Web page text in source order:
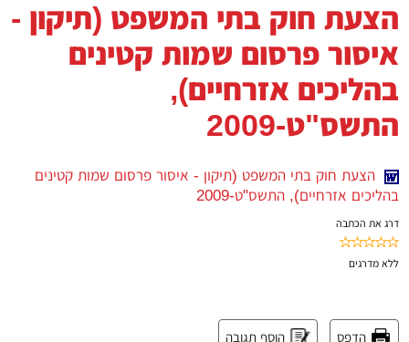
הצעת חוק בתי המשפט (תיקון -
איסור פרסום שמות קטינים
בהליכים אזרחיים),
התשס"ט-2009
הצעת חוק בתי המשפט (תיקון - איסור פרסום שמות קטינים
בהליכים אזרחיים), התשס"ט-2009
דרג את הכתבה
ללא מדרגים
הדפס הוסף תגובה